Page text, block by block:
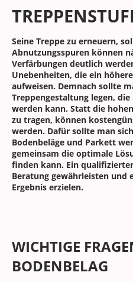
Seine Treppe zu erneuern,
Abnutzungsspuren können
Verfärbungen deutlich
Unebenheiten, die ein
aufweisen. Demnach sollte
Treppengestaltung legen,
werden kann. Statt die
zu tragen, können
werden. Dafür sollte man
Bodenbeläge und Parkett
gemeinsam die optimale
finden kann. Ein
Beratung gewährleisten und
Ergebnis erzielen.
WICHTIGE
BODENBELAG